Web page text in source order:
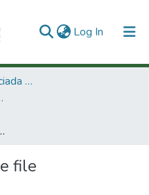
Log In (current)
1. Investigación Financiada con Recursos Públicos
del movimiento en el siglo XVII
file